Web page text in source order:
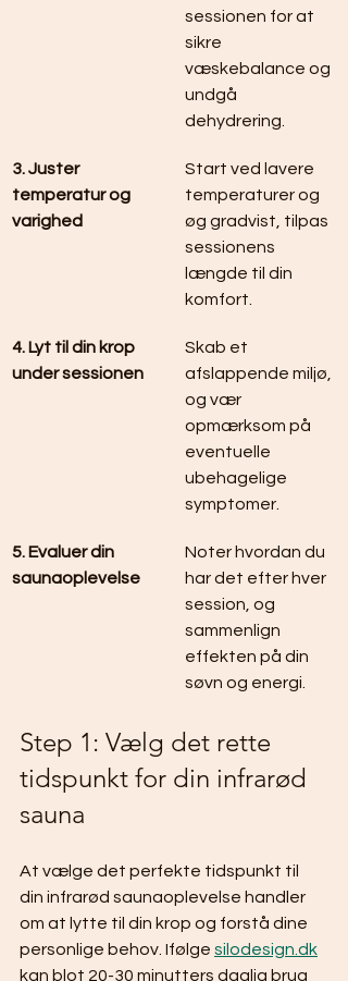
sessionen for at
sikre
væskebalance og
undgå
dehydrering.
3. Juster
temperatur og
varighed
Start ved lavere
temperaturer og
øg gradvist, tilpas
sessionens
længde til din
komfort.
4. Lyt til din krop
under sessionen
Skab et
afslappende miljø,
og vær
opmærksom på
eventuelle
ubehagelige
symptomer.
5. Evaluer din
saunaoplevelse
Noter hvordan du
har det efter hver
session, og
sammenlign
effekten på din
søvn og energi.
Step 1: Vælg det rette
tidspunkt for din infrarød
sauna
At vælge det perfekte tidspunkt til
din infrarød saunaoplevelse handler
om at lytte til din krop og forstå dine
personlige behov. Ifølge silodesign.dk
kan blot 20-30 minutters daglig brug